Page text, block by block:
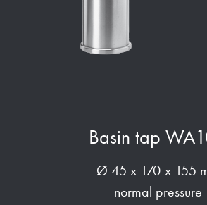
Basin tap
Ø 45 x 170 x 155
normal pressure